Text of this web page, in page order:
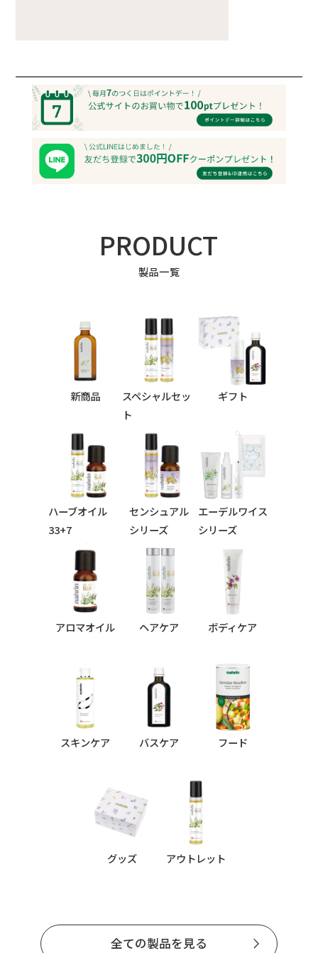
PRODUCT
製品一覧
新商品
スペシャルセッ
ト
ギフト
ハーブオイル
33+7
シリーズ
センシュアル
シリーズ
エーデルワイス
シリーズ
アロマオイル ヘアケア ボディケア
スキンケア バスケア フード
グッズ アウトレット
全ての製品を見る